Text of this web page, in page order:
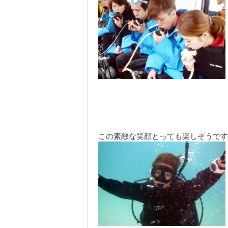
この素敵な笑顔とっても楽しそうで